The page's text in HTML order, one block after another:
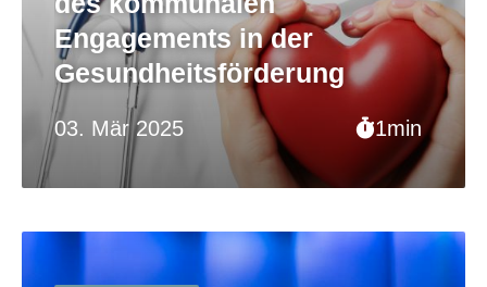
03. Mär 2025 1min
Engagements in der
Gesundheitsförderung